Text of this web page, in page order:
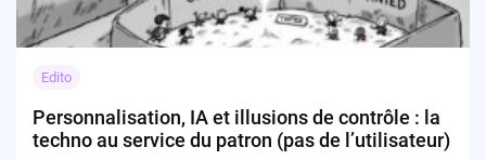
Edito
Personnalisation, IA et illusions de contrôle : la
techno au service du patron (pas de l’utilisateur)